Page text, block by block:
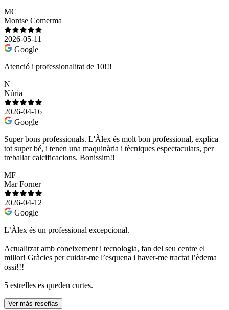
MC
Montse Comerma
2026-05-11
Google
Atenció i professionalitat de 10!!!
N
Núria
2026-04-16
Google
Super bons professionals. L'Àlex és molt bon professional, explica
tot super bé, i tenen una maquinària i tècniques espectaculars, per
treballar calcificacions. Bonissim!!
MF
Mar Forner
2026-04-12
Google
L’Àlex és un professional excepcional.
Actualitzat amb coneixement i tecnologia, fan del seu centre el
millor! Gràcies per cuidar-me l’esquena i haver-me tractat l’èdema
ossi!!!
5 estrelles es queden curtes.
Ver más reseñas